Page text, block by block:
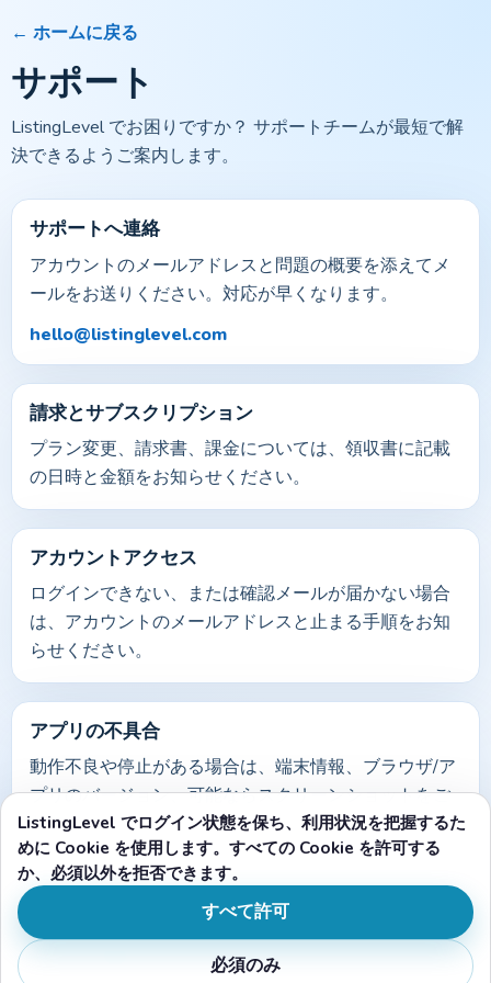
← ホームに戻る
サポート
ListingLevel でお困りですか？ サポートチームが最短で解
決できるようご案内します。
サポートへ連絡
アカウントのメールアドレスと問題の概要を添えてメ
ールをお送りください。対応が早くなります。
hello@listinglevel.com
請求とサブスクリプション
プラン変更、請求書、課金については、領収書に記載
の日時と金額をお知らせください。
アカウントアクセス
ログインできない、または確認メールが届かない場合
は、アカウントのメールアドレスと止まる手順をお知
らせください。
アプリの不具合
動作不良や停止がある場合は、端末情報、ブラウザ/ア
プリのバージョン、可能ならスクリーンショットをご
共有ください。
データの取り扱いと利用条件の詳細は、各ポリシーペ
ージをご確認ください。
ListingLevel でログイン状態を保ち、利用状況を把握するた
めに Cookie を使用します。すべての Cookie を許可する
か、必須以外を拒否できます。
すべて許可
必須のみ